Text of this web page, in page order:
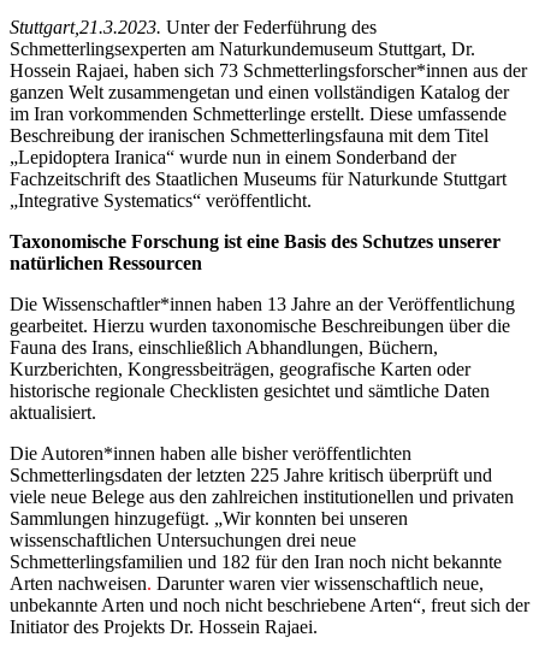
Stuttgart,21.3.2023. Unter der Federführung des
Schmetterlingsexperten am Naturkundemuseum Stuttgart, Dr.
Hossein Rajaei, haben sich 73 Schmetterlingsforscher*innen aus der
ganzen Welt zusammengetan und einen vollständigen Katalog der
im Iran vorkommenden Schmetterlinge erstellt. Diese umfassende
Beschreibung der iranischen Schmetterlingsfauna mit dem Titel
„Lepidoptera Iranica“ wurde nun in einem Sonderband der
Fachzeitschrift des Staatlichen Museums für Naturkunde Stuttgart
„Integrative Systematics“ veröffentlicht.
Taxonomische Forschung ist eine Basis des Schutzes unserer
natürlichen Ressourcen
Die Wissenschaftler*innen haben 13 Jahre an der Veröffentlichung
gearbeitet. Hierzu wurden taxonomische Beschreibungen über die
Fauna des Irans, einschließlich Abhandlungen, Büchern,
Kurzberichten, Kongressbeiträgen, geografische Karten oder
historische regionale Checklisten gesichtet und sämtliche Daten
aktualisiert.
Die Autoren*innen haben alle bisher veröffentlichten
Schmetterlingsdaten der letzten 225 Jahre kritisch überprüft und
viele neue Belege aus den zahlreichen institutionellen und privaten
Sammlungen hinzugefügt. „Wir konnten bei unseren
wissenschaftlichen Untersuchungen drei neue
Schmetterlingsfamilien und 182 für den Iran noch nicht bekannte
Arten nachweisen. Darunter waren vier wissenschaftlich neue,
unbekannte Arten und noch nicht beschriebene Arten“, freut sich der
Initiator des Projekts Dr. Hossein Rajaei.